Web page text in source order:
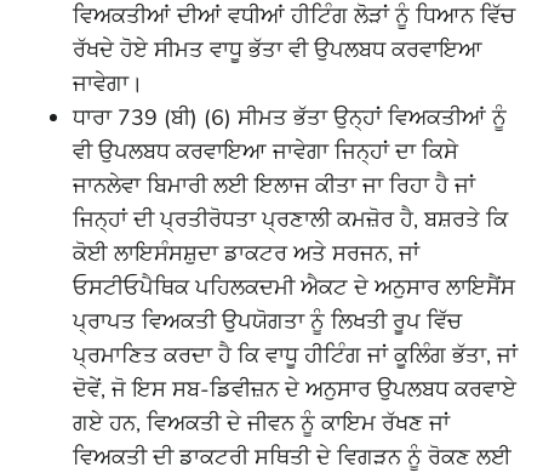
ਵਿਅਕਤੀਆਂ ਦੀਆਂ ਵਧੀਆਂ ਹੀਟਿੰਗ ਲੋੜਾਂ ਨੂੰ ਧਿਆਨ ਵਿੱਚ
ਰੱਖਦੇ ਹੋਏ ਸੀਮਤ ਵਾਧੂ ਭੱਤਾ ਵੀ ਉਪਲਬਧ ਕਰਵਾਇਆ
ਜਾਵੇਗਾ।
ਧਾਰਾ 739 (ਬੀ) (6) ਸੀਮਤ ਭੱਤਾ ਉਨ੍ਹਾਂ ਵਿਅਕਤੀਆਂ ਨੂੰ
ਵੀ ਉਪਲਬਧ ਕਰਵਾਇਆ ਜਾਵੇਗਾ ਜਿਨ੍ਹਾਂ ਦਾ ਕਿਸੇ
ਜਾਨਲੇਵਾ ਬਿਮਾਰੀ ਲਈ ਇਲਾਜ ਕੀਤਾ ਜਾ ਰਿਹਾ ਹੈ ਜਾਂ
ਜਿਨ੍ਹਾਂ ਦੀ ਪ੍ਰਤੀਰੋਧਤਾ ਪ੍ਰਣਾਲੀ ਕਮਜ਼ੋਰ ਹੈ, ਬਸ਼ਰਤੇ ਕਿ
ਕੋਈ ਲਾਇਸੰਸਸ਼ੁਦਾ ਡਾਕਟਰ ਅਤੇ ਸਰਜਨ, ਜਾਂ
ਓਸਟੀਓਪੈਥਿਕ ਪਹਿਲਕਦਮੀ ਐਕਟ ਦੇ ਅਨੁਸਾਰ ਲਾਇਸੈਂਸ
ਪ੍ਰਾਪਤ ਵਿਅਕਤੀ ਉਪਯੋਗਤਾ ਨੂੰ ਲਿਖਤੀ ਰੂਪ ਵਿੱਚ
ਪ੍ਰਮਾਣਿਤ ਕਰਦਾ ਹੈ ਕਿ ਵਾਧੂ ਹੀਟਿੰਗ ਜਾਂ ਕੂਲਿੰਗ ਭੱਤਾ, ਜਾਂ
ਦੋਵੇਂ, ਜੋ ਇਸ ਸਬ-ਡਿਵੀਜ਼ਨ ਦੇ ਅਨੁਸਾਰ ਉਪਲਬਧ ਕਰਵਾਏ
ਗਏ ਹਨ, ਵਿਅਕਤੀ ਦੇ ਜੀਵਨ ਨੂੰ ਕਾਇਮ ਰੱਖਣ ਜਾਂ
ਵਿਅਕਤੀ ਦੀ ਡਾਕਟਰੀ ਸਥਿਤੀ ਦੇ ਵਿਗੜਨ ਨੂੰ ਰੋਕਣ ਲਈ